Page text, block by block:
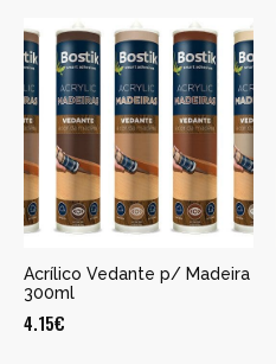
Acrílico Vedante p/ Madeira
300ml
4.15€